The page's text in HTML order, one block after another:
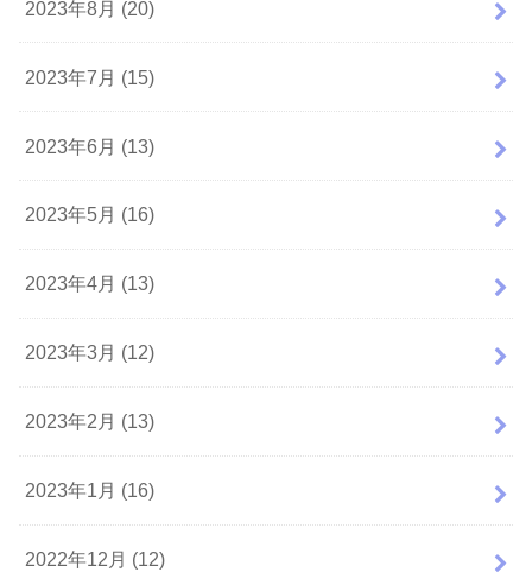
2023年8月 (20)
2023年7月 (15)
2023年6月 (13)
2023年5月 (16)
2023年4月 (13)
2023年3月 (12)
2023年2月 (13)
2023年1月 (16)
2022年12月 (12)